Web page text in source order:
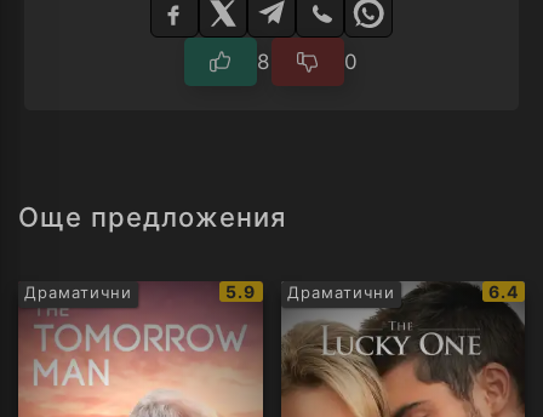
8 0
Още предложения
Драматични
IMDb
рейтинг:
5.9 Драматични
IMDb
6.4